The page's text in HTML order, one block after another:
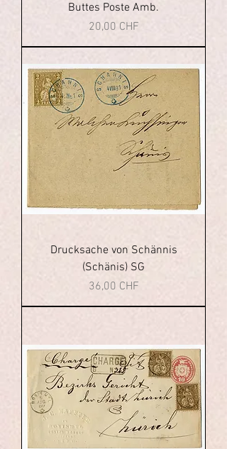
Buttes Poste Amb.
Prezzo
20,00 CHF
Drucksache von Schännis
(Schänis) SG
Prezzo
36,00 CHF